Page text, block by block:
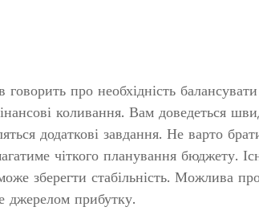
говорить про необхідність
коливання. Вам доведеться
додаткові завдання. Не варто
чіткого планування бюджету.
зберегти стабільність. Можлива
джерелом прибутку.